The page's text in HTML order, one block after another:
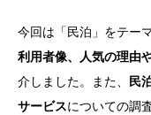
今回は「民泊」をテー
利用者像、人気の理由
介しました。また、 民
サービスについての調